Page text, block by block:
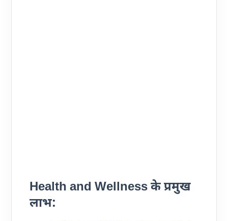
Health and Wellness के प्रमुख
लाभ: